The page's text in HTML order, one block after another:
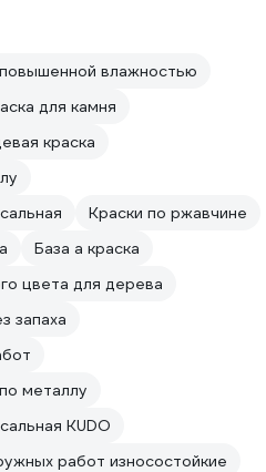
влажностью
для камня
краска
Краски по ржавчине
База а краска
цвета для дерева
запаха
металлу
KUDO
работ износостойкие